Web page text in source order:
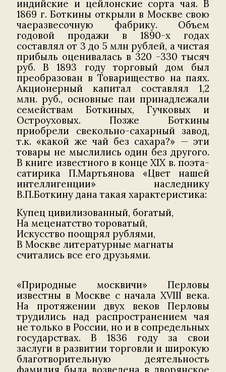
индийские и цейлонские сорта чая. В
1869 г. Боткины открыли в Москве свою
чаеразвесочную фабрику. Объем
годовой продажи в 1890-х годах
составлял от 3 до 5 млн рублей, а чистая
прибыль оценивалась в 320 -330 тысяч
руб. В 1893 году торговый дом был
преобразован в Товарищество на паях.
Акционерный капитал составлял 1,2
млн. руб., основные паи принадлежали
семействам Боткиных, Гучковых и
Остроуховых. Позже Боткины
приобрели свекольно-сахарный завод,
т.к. «какой же чай без сахара?» — эти
товары не мыслились один без другого.
В книге известного в конце XIX в. поэта-
сатирика П.Мартьянова «Цвет нашей
интеллигенции» наследнику
В.П.Боткину дана такая характеристика:
Купец цивилизованный, богатый,
На меценатство тороватый,
Искусство поощрял рублями,
В Москве литературные магнаты
считались все его друзьями.
«Природные москвичи» Перловы
известны в Москве с начала XVIII века.
На протяжении двух веков Перловы
трудились над распространением чая
не только в России, но и в сопредельных
государствах. В 1836 году за свои
заслуги в развитии торговли и широкую
благотворительную деятельность
фамилия была возведена в дворянское